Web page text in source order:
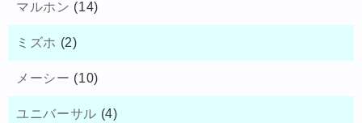
マルホン (14)
ミズホ (2)
メーシー (10)
ユニバーサル (4)